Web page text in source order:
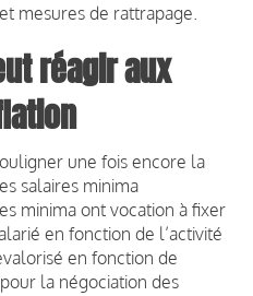
mesures de rattrapage.
réagir aux
une fois encore la
salaires minima
minima ont vocation à fixer
en fonction de l’activité
en fonction de
la négociation des